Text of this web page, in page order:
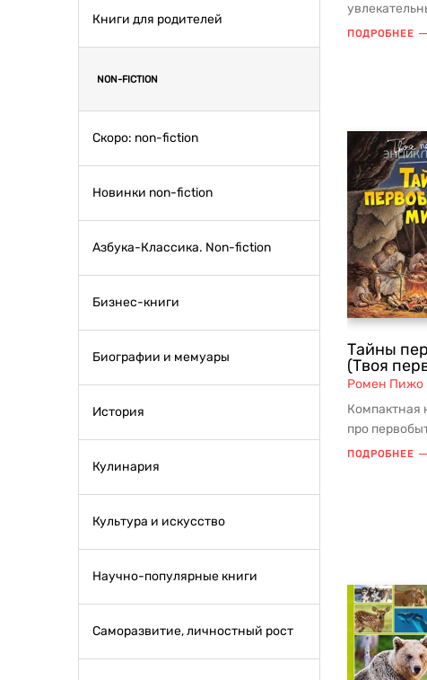
Книги для родителей
NON-FICTION
Скоро: non-fiction
Новинки non-fiction
Азбука-Классика. Non-fiction
Бизнес-книги
Биографии и мемуары
История
Кулинария
Культура и искусство
Научно-популярные книги
Саморазвитие, личностный рост
книге для
ПОДРОБНЕЕ
Тайны
(Твоя
Ромен Пижо
Компактная
про
младшего
ПОДРОБНЕЕ